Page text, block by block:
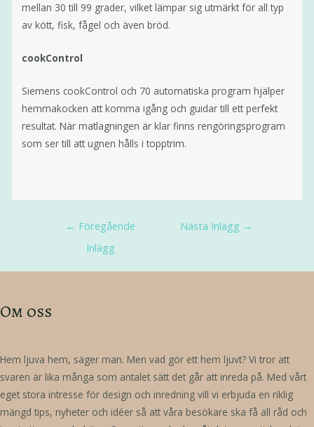
mellan 30 till 99 grader, vilket lämpar sig utmärkt för all typ
av kött, fisk, fågel och även bröd.
cookControl
Siemens cookControl och 70 automatiska program hjälper
hemmakocken att komma igång och guidar till ett perfekt
resultat. När matlagningen är klar finns rengöringsprogram
som ser till att ugnen hålls i topptrim.
← Föregående
Inlägg
Nästa Inlägg →
Om oss
Hem ljuva hem, säger man. Men vad gör ett hem ljuvt? Vi tror att
svaren är lika många som antalet sätt det går att inreda på. Med vårt
eget stora intresse för design och inredning vill vi erbjuda en riklig
mängd tips, nyheter och idéer så att våra besökare ska få all råd och